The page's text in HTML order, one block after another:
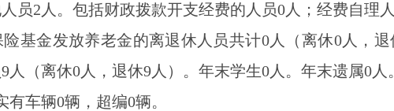
员2 人。包括财政拨款开支经费的人员0人；经费自理
险基金发放养老金的离退休人员共计0人 （离休0人，退
9人 （离休0人，退休9人 ） 。 年末学生0人。年末遗属0人
有车辆0辆，超编0辆。